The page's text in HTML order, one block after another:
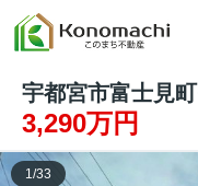
宇都宮市富士見
3,290万円
1 /33